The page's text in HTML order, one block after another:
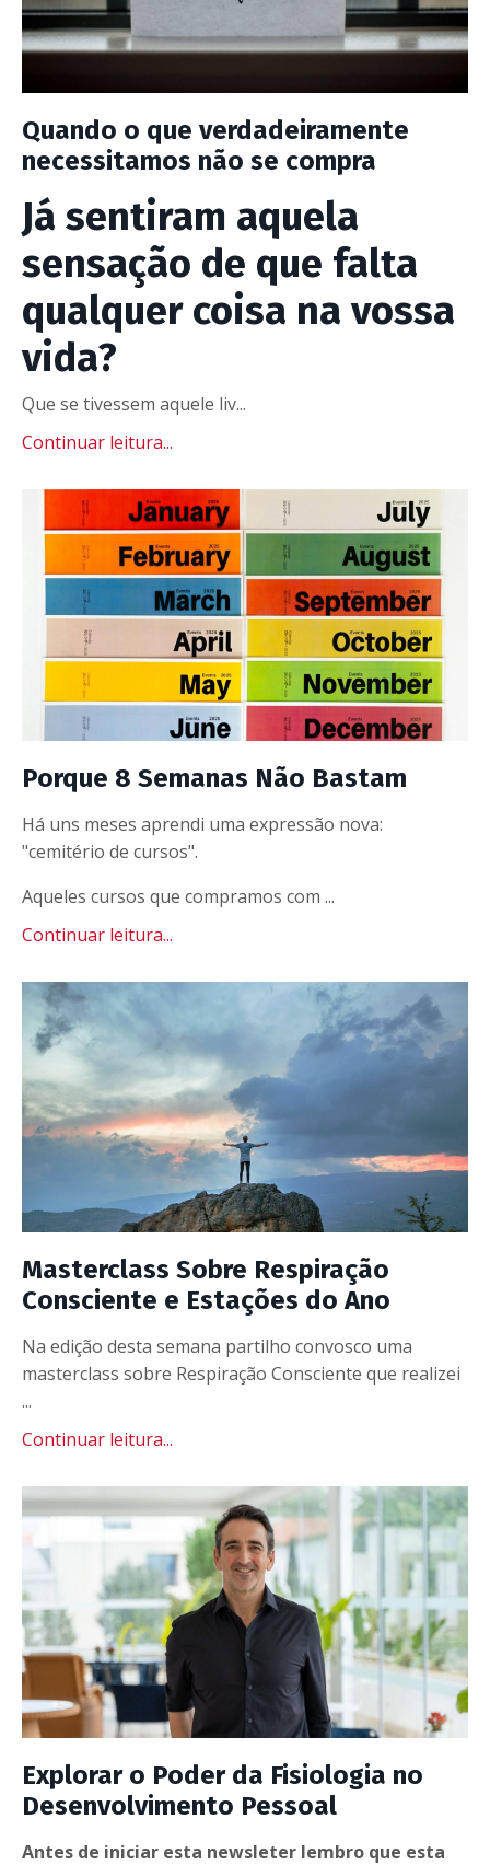
Quando o que verdadeiramente
necessitamos não se compra
Já sentiram aquela
sensação de que falta
qualquer coisa na vossa
vida?
Que se tivessem aquele liv...
Continuar leitura...
Porque 8 Semanas Não Bastam
Há uns meses aprendi uma expressão nova:
"cemitério de cursos".
Aqueles cursos que compramos com ...
Continuar leitura...
Masterclass Sobre Respiração
Consciente e Estações do Ano
Na edição desta semana partilho convosco uma
masterclass sobre Respiração Consciente que realizei
...
Continuar leitura...
Explorar o Poder da Fisiologia no
Desenvolvimento Pessoal
Antes de iniciar esta newsleter lembro que esta